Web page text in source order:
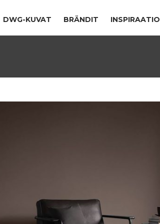
DWG-KUVAT BRÄNDIT INSPIRAATIO